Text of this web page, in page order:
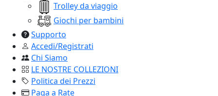
Trolley da viaggio
Giochi per bambini
Supporto
Accedi/Registrati
Chi Siamo
LE NOSTRE COLLEZIONI
Politica dei Prezzi
Paga a Rate